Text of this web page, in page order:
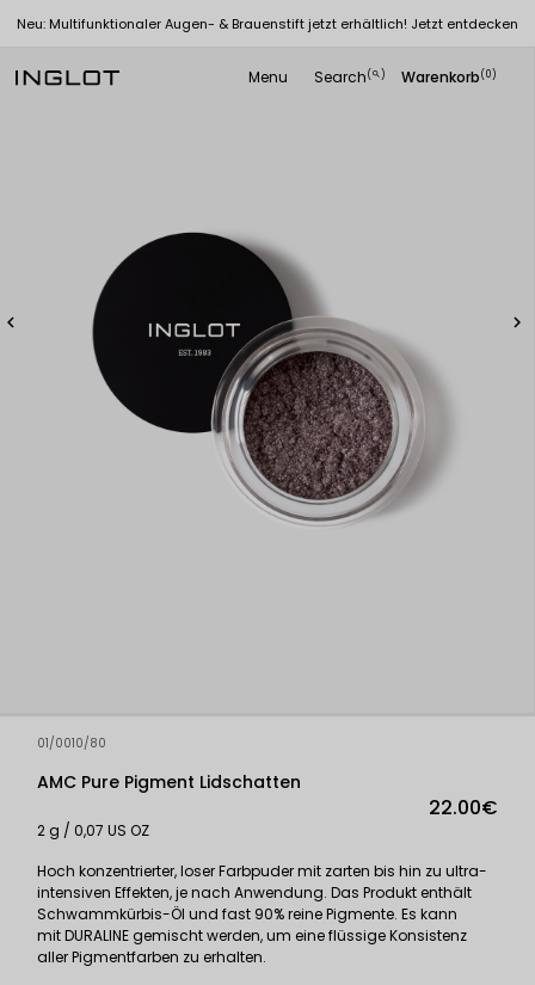
Neu: Multifunktionaler Augen- & Brauenstift jetzt erhältlich! Jetzt entdecken
Menu Search(
search ) Warenkorb(0)
 
01/0010/80
AMC Pure Pigment Lidschatten
22.00€
2 g / 0,07 US OZ
Hoch konzentrierter, loser Farbpuder mit zarten bis hin zu ultra-
intensiven Effekten, je nach Anwendung. Das Produkt enthält
Schwammkürbis-Öl und fast 90% reine Pigmente. Es kann
mitDURALINE gemischt werden, um eine flüssige Konsistenz
aller Pigmentfarben zu erhalten.